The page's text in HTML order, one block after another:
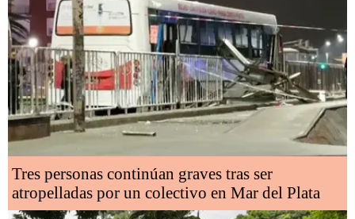
Tres personas continúan graves tras ser
atropelladas por un colectivo en Mar del Plata